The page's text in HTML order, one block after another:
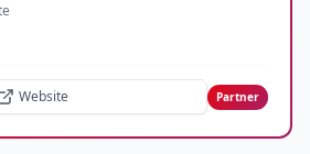
Website Partner